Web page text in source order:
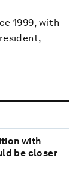
1999, with
with
be closer